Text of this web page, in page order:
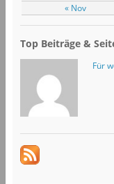
« Nov
Top Beiträge &
Für